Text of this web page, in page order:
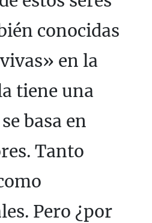
conocidas
en la
tiene una
basa en
Tanto
Pero ¿por